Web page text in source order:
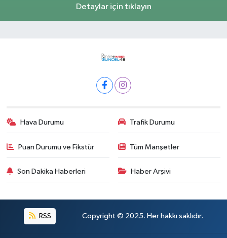
Detaylar için tıklayın
Hava Durumu Trafik Durumu
Puan Durumu ve Fikstür Tüm Manşetler
Son Dakika Haberleri Haber Arşivi
RSS Copyright © 2025. Her hakkı saklıdır.